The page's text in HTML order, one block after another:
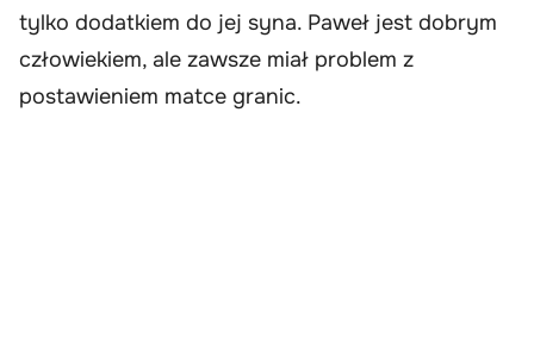
tylko dodatkiem do jej syna. Paweł jest dobrym
człowiekiem, ale zawsze miał problem z
postawieniem matce granic.